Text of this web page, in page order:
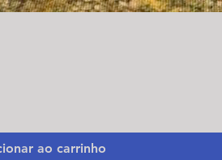
ao carrinho